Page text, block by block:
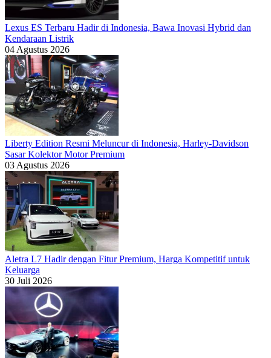
Lexus ES Terbaru Hadir di Indonesia, Bawa Inovasi Hybrid dan
Kendaraan Listrik
04 Agustus 2026
Liberty Edition Resmi Meluncur di Indonesia, Harley-Davidson
Sasar Kolektor Motor Premium
03 Agustus 2026
Aletra L7 Hadir dengan Fitur Premium, Harga Kompetitif untuk
Keluarga
30 Juli 2026